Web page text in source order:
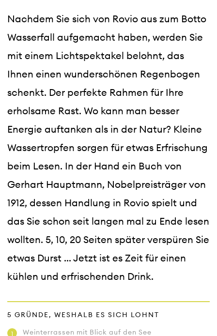
Nachdem Sie sich von Rovio aus zum Botto
Wasserfall aufgemacht haben, werden Sie
mit einem Lichtspektakel belohnt, das
Ihnen einen wunderschönen Regenbogen
schenkt. Der perfekte Rahmen für Ihre
erholsame Rast. Wo kann man besser
Energie auftanken als in der Natur? Kleine
Wassertropfen sorgen für etwas Erfrischung
beim Lesen. In der Hand ein Buch von
Gerhart Hauptmann, Nobelpreisträger von
1912, dessen Handlung in Rovio spielt und
das Sie schon seit langen mal zu Ende lesen
wollten. 5, 10, 20 Seiten später verspüren Sie
etwas Durst ... Jetzt ist es Zeit für einen
kühlen und erfrischenden Drink.
5 GRÜNDE, WESHALB ES SICH LOHNT
1 Weinterrassen mit Blick auf den See